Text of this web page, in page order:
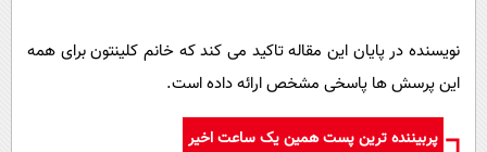
نویسنده در پایان این مقاله تاکید می کند که خانم کلینتون برای همه
این پرسش ها پاسخی مشخص ارائه داده است.
پربیننده ترین پست همین یک ساعت اخیر